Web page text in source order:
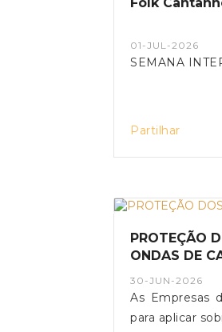
01-JUL-2026
SEMANA
Partilhar
PROTEÇÃO DOS TRABALHADORES ESPOSTOS A TEMPERATURAS ELEVADAS E
ONDAS DE
30-JUN-2026
As Empresas
para aplicar